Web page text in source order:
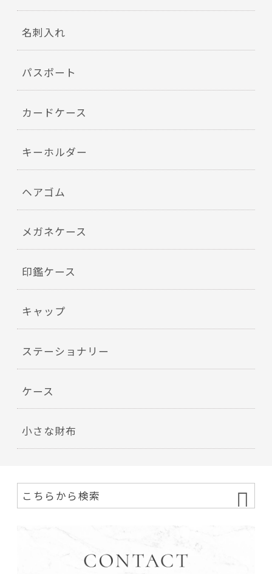
名刺入れ
パスポート
カードケース
キーホルダー
ヘアゴム
メガネケース
印鑑ケース
キャップ
ステーショナリー
ケース
小さな財布